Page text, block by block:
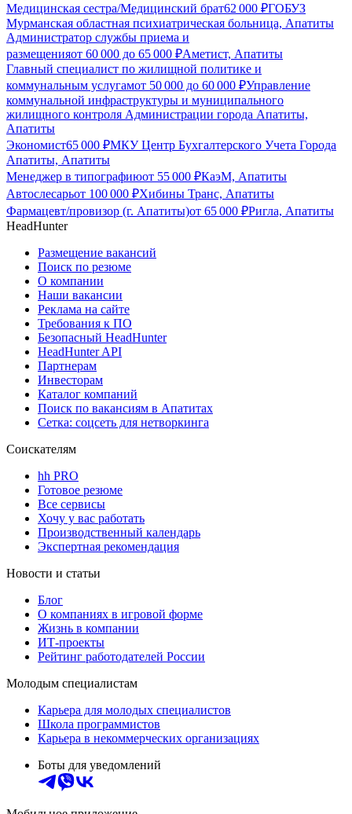
Медицинская сестра/Медицинский брат62 000 ₽ГОБУЗ
Мурманская областная психиатрическая больница, Апатиты
Администратор службы приема и
размещенияот 60 000 до 65 000 ₽Аметист, Апатиты
Главный специалист по жилищной политике и
коммунальным услугамот 50 000 до 60 000 ₽Управление
коммунальной инфраструктуры и муниципального
жилищного контроля Администрации города Апатиты,
Апатиты
Экономист65 000 ₽МКУ Центр Бухгалтерского Учета Города
Апатиты, Апатиты
Менеджер в типографиюот 55 000 ₽КаэМ, Апатиты
Автослесарьот 100 000 ₽Хибины Транс, Апатиты
Фармацевт/провизор (г. Апатиты)от 65 000 ₽Ригла, Апатиты
HeadHunter
Размещение вакансий
Поиск по резюме
О компании
Наши вакансии
Реклама на сайте
Требования к ПО
Безопасный HeadHunter
HeadHunter API
Партнерам
Инвесторам
Каталог компаний
Поиск по вакансиям в Апатитах
Сетка: соцсеть для нетворкинга
Соискателям
hh PRO
Готовое резюме
Все сервисы
Хочу у вас работать
Производственный календарь
Экспертная рекомендация
Новости и статьи
Блог
О компаниях в игровой форме
Жизнь в компании
ИТ-проекты
Рейтинг работодателей России
Молодым специалистам
Карьера для молодых специалистов
Школа программистов
Карьера в некоммерческих организациях
Боты для уведомлений